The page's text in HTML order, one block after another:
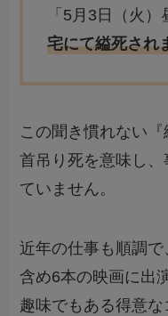
「5月3日（火
宅にて縊死され
この聞き慣れない
首吊り死を意味し
ていません。
近年の仕事も順調
含め6本の映画に出
趣味でもある得意